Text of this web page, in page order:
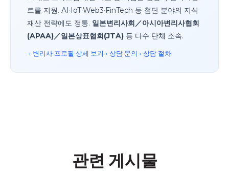
트를 지원. AI·IoT·Web3·FinTech 등 첨단 분야의 지식
재산 전략에도 정통. 일본변리사회／아시아변리사협회
(APAA)／일본상표협회(JTA) 등 다수 단체 소속.
→ 변리사 프로필 상세 보기→ 상담·문의→ 상담 절차
관련 게시물